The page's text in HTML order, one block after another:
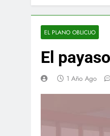
EL PLANO OBLICUO
El
1 Año Ago